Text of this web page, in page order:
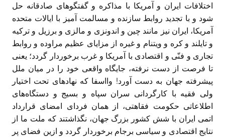
اختلافات ایران و آمریکا با مذاکره و گفتگوهای صادقانه حل
شود و با تجدید روابط سازنده و مسالمت آمیز با ایالات متحده
آمریکا، ایران نیز مانند چین و اندونزی و مالزی و برزیل و ترکیه
و تایلند و کره و ویتنام و غیره از مزایای عظیم مراوده و روابط
تجاری و فنّی و اقتصادی با آمریکا و غرب برخوردار گردد؛ یعنی
تا فرصت از دست نرفته، جایگاه واقعی خود را در میان ملل
پیشرفته جهان به دست آورد!‏ وااسفا که نهادهای تحت اختیار
ولی فقیه با کارگردانی سران سپاه و بسیج و دستگاه‌های
اطلاعاتی حکومت فقاهتی، از همان فردای امضای قرارداد
اتمی ایران با شش کشور بزرگ جهان، نگذاشتند که ملت ما از
نتایج اقتصادی و سیاسی برجام برخوردار گردد و ازین فضای پر